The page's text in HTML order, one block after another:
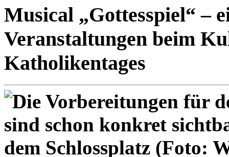
Musical „Gottesspiel“ –
Veranstaltungen beim
Katholikentages